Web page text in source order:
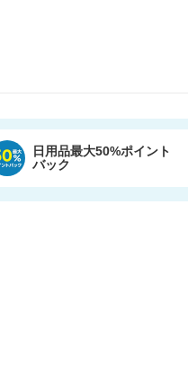
日用品最大50%ポイント
バック